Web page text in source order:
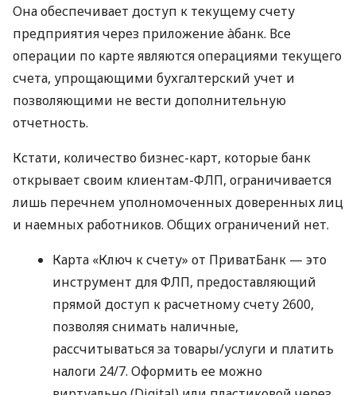
Она обеспечивает доступ к текущему счету
предприятия через приложение àбанк. Все
операции по карте являются операциями текущего
счета, упрощающими бухгалтерский учет и
позволяющими не вести дополнительную
отчетность.
Кстати, количество бизнес-карт, которые банк
открывает своим клиентам-ФЛП, ограничивается
лишь перечнем уполномоченных доверенных лиц
и наемных работников. Общих ограничений нет.
Карта «Ключ к счету» от ПриватБанк — это
инструмент для ФЛП, предоставляющий
прямой доступ к расчетному счету 2600,
позволяя снимать наличные,
рассчитываться за товары/услуги и платить
налоги 24/7. Оформить ее можно